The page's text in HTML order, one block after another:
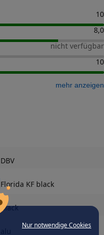
Nur notwendige Cookies
10
8,0
nicht verfügbar
10
mehr anzeigen
DBV
Florida KF black
Black